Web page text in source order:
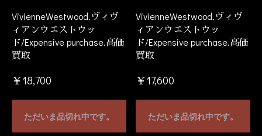
VivienneWestwood.ヴィヴ
ィアンウエストウッ
ド/Expensive purchase.高価
買取
￥18,700
ただいま品切れ中です。
VivienneWestwood.ヴィヴ
ィアンウエストウッ
ド/Expensive purchase.高価
買取
￥17,600
ただいま品切れ中です。